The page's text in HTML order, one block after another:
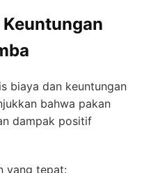
biaya dan keuntungan
bahwa pakan
dampak positif
yang tepat: